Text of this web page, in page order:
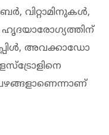
വിറ്റാമിനുകൾ,
അവക്കാഡോ